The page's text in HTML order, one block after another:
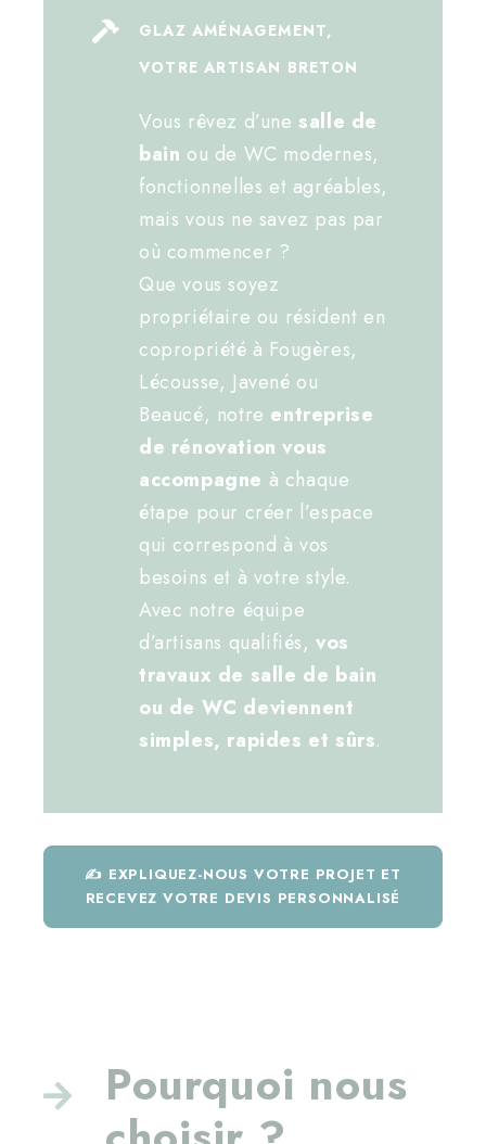
GLAZ AMÉNAGEMENT,
VOTRE ARTISAN BRETON
Vous rêvez d’une salle de
bain ou de WC modernes,
fonctionnelles et agréables,
mais vous ne savez pas par
où commencer ?
Que vous soyez
propriétaire ou résident en
copropriété à Fougères,
Lécousse, Javené ou
Beaucé, notre entreprise
de rénovation vous
accompagne à chaque
étape pour créer l’espace
qui correspond à vos
besoins et à votre style.
Avec notre équipe
d’artisans qualifiés,vos
travaux de salle de bain
ou de WC deviennent
simples, rapides et sûrs.
✍️ EXPLIQUEZ-NOUS VOTRE PROJET ET
RECEVEZ VOTRE DEVIS PERSONNALISÉ
Pourquoi nous